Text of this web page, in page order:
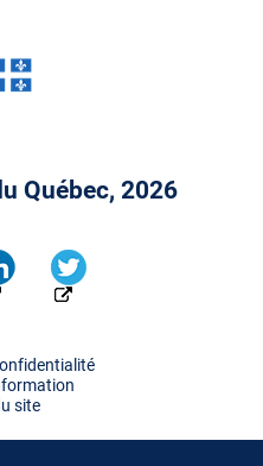
Québec, 2026
site